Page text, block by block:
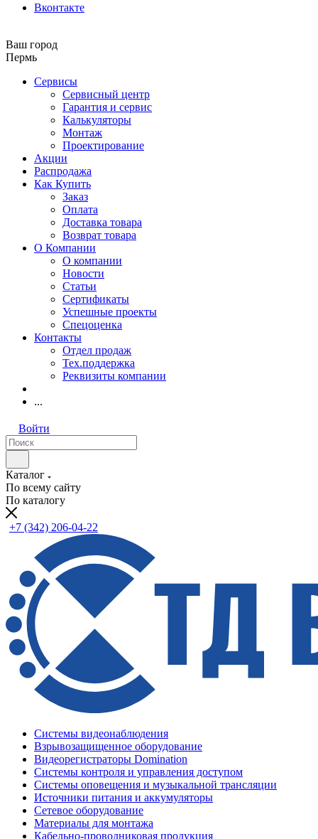
Вконтакте
Ваш город
Пермь
Сервисы
Сервисный центр
Гарантия и сервис
Калькуляторы
Монтаж
Проектирование
Акции
Распродажа
Как Купить
Заказ
Оплата
Доставка товара
Возврат товара
О Компании
О компании
Новости
Статьи
Сертификаты
Успешные проекты
Спецоценка
Контакты
Отдел продаж
Тех.поддержка
Реквизиты компании
...
Войти
Каталог
По всему сайту
По каталогу
+7 (342) 206-04-22
Системы видеонаблюдения
Взрывозащищенное оборудование
Видеорегистраторы Domination
Системы контроля и управления доступом
Системы оповещения и музыкальной трансляции
Источники питания и аккумуляторы
Сетевое оборудование
Материалы для монтажа
Кабельно-проводниковая продукция